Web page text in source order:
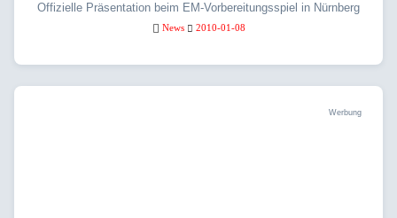
Offizielle Präsentation beim EM-Vorbereitungsspiel in Nürnberg
News 2010-01-08
Werbung